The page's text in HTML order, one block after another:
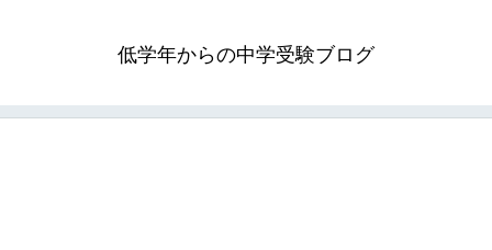
低学年からの中学受験ブログ